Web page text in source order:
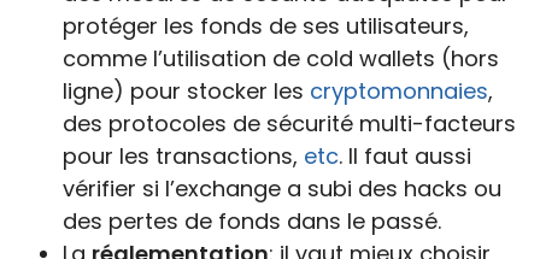
protéger les fonds de ses utilisateurs,
comme l’utilisation de cold wallets (hors
ligne) pour stocker les cryptomonnaies,
des protocoles de sécurité multi-facteurs
pour les transactions, etc. Il faut aussi
vérifier si l’exchange a subi des hacks ou
des pertes de fonds dans le passé.